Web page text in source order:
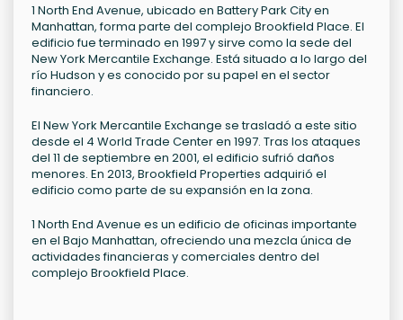
1 North End Avenue, ubicado en Battery Park City en
Manhattan, forma parte del complejo Brookfield Place. El
edificio fue terminado en 1997 y sirve como la sede del
New York Mercantile Exchange. Está situado a lo largo del
río Hudson y es conocido por su papel en el sector
financiero.
El New York Mercantile Exchange se trasladó a este sitio
desde el 4 World Trade Center en 1997. Tras los ataques
del 11 de septiembre en 2001, el edificio sufrió daños
menores. En 2013, Brookfield Properties adquirió el
edificio como parte de su expansión en la zona.
1 North End Avenue es un edificio de oficinas importante
en el Bajo Manhattan, ofreciendo una mezcla única de
actividades financieras y comerciales dentro del
complejo Brookfield Place.